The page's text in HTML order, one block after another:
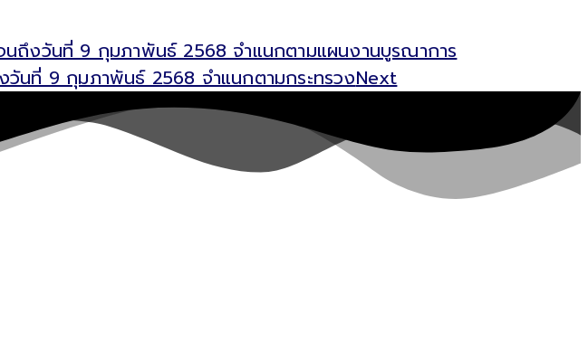
ถึงวันที่ 9 กุมภาพันธ์ 2568 จำแนกตามแผนงานบูรณาการ
นที่ 9 กุมภาพันธ์ 2568 จำแนกตามกระทรวงNext